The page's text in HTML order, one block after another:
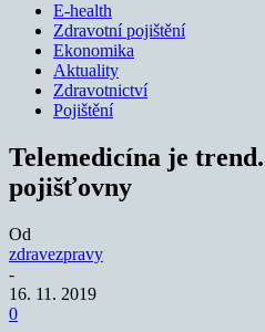
E-health
Zdravotní pojištění
Ekonomika
Aktuality
Zdravotnictví
Pojištění
Telemedicína je
pojišťovny
Od
zdravezpravy
-
16. 11. 2019
0